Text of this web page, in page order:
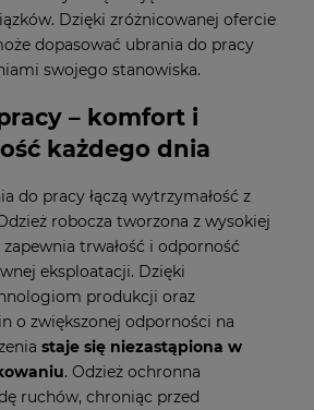
Dzięki zróżnicowanej ofercie
dopasować ubrania do pracy
swojego stanowiska.
– komfort i
każdego dnia
do pracy łączą wytrzymałość z
robocza tworzona z wysokiej
trwałość i odporność
eksploatacji. Dzięki
produkcji oraz
o zwiększonej odporności na
staje się niezastąpiona w
. Odzież ochronna
ruchów, chroniąc przed